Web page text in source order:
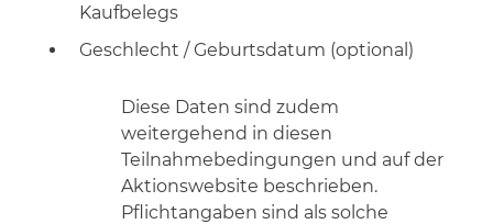
Kaufbelegs
Geschlecht / Geburtsdatum (optional)
Diese Daten sind zudem
weitergehend in diesen
Teilnahmebedingungen und auf der
Aktionswebsite beschrieben.
Pflichtangaben sind als solche